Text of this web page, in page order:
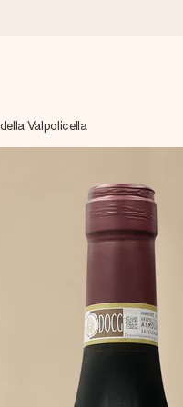
es blitzschnell – damit
mit 4,8 bei Google
Valpolicella